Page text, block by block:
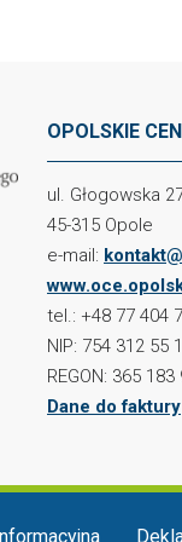
OPOLSKIE
ul. Głogowska
45-315 Opole
e-mail:
tel.: +48 77 404
NIP: 754 312 55
REGON: 365 183
Dane do faktury